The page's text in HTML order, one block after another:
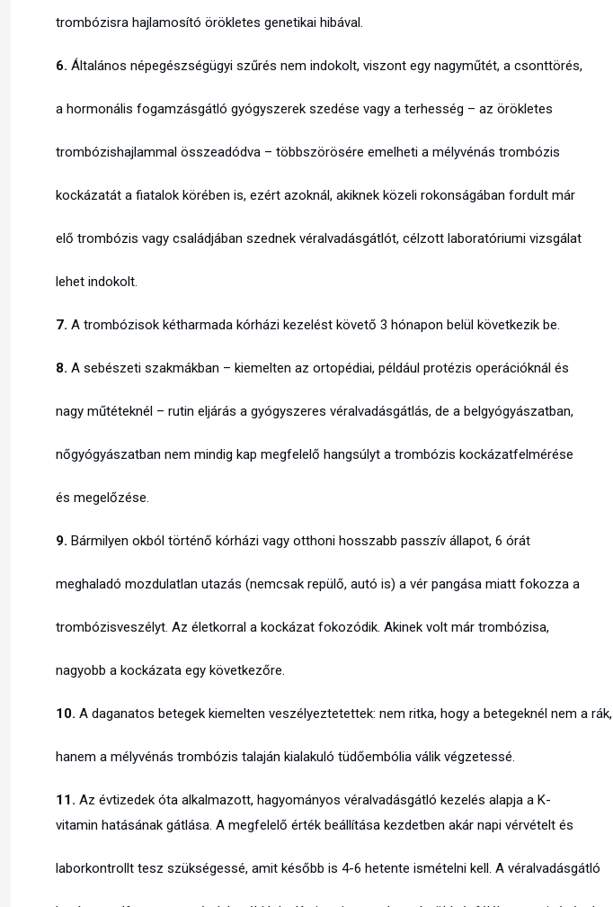
trombózisra hajlamosító örökletes genetikai hibával.
6. Általános népegészségügyi szűrés nem indokolt, viszont egy nagyműtét, a csonttörés,
a hormonális fogamzásgátló gyógyszerek szedése vagy a terhesség – az örökletes
trombózishajlammal összeadódva – többszörösére emelheti a mélyvénás trombózis
kockázatát a fiatalok körében is, ezért azoknál, akiknek közeli rokonságában fordult már
elő trombózis vagy családjában szednek véralvadásgátlót, célzott laboratóriumi vizsgálat
lehet indokolt.
7. A trombózisok kétharmada kórházi kezelést követő 3 hónapon belül következik be.
8. A sebészeti szakmákban – kiemelten az ortopédiai, például protézis operációknál és
nagy műtéteknél – rutin eljárás a gyógyszeres véralvadásgátlás, de a belgyógyászatban,
nőgyógyászatban nem mindig kap megfelelő hangsúlyt a trombózis kockázatfelmérése
és megelőzése.
9. Bármilyen okból történő kórházi vagy otthoni hosszabb passzív állapot, 6 órát
meghaladó mozdulatlan utazás (nemcsak repülő, autó is) a vér pangása miatt fokozza a
trombózisveszélyt. Az életkorral a kockázat fokozódik. Akinek volt már trombózisa,
nagyobb a kockázata egy következőre.
10. A daganatos betegek kiemelten veszélyeztetettek: nem ritka, hogy a betegeknél nem a rák,
hanem a mélyvénás trombózis talaján kialakuló tüdőembólia válik végzetessé.
11. Az évtizedek óta alkalmazott, hagyományos véralvadásgátló kezelés alapja a K-
vitamin hatásának gátlása. A megfelelő érték beállítása kezdetben akár napi vérvételt és
laborkontrollt tesz szükségessé, amit később is 4-6 hetente ismételni kell. A véralvadásgátló